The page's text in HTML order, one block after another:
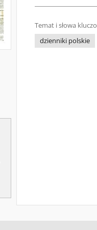
Temat i słowa
dzienniki polskie